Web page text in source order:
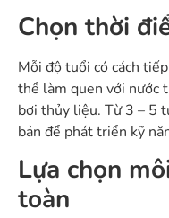
Chọn thời
Mỗi độ tuổi có cách
thể làm quen với nước
bơi thủy liệu. Từ 3 – 5
bản để phát triển kỹ
Lựa chọn
toàn